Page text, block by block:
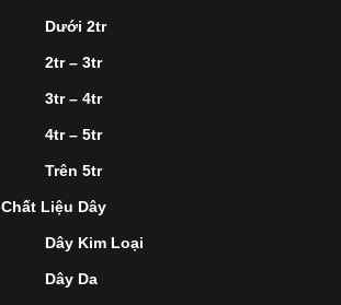
Dưới 2tr
2tr – 3tr
3tr – 4tr
4tr – 5tr
Trên 5tr
Chất Liệu Dây
Dây Kim Loại
Dây Da